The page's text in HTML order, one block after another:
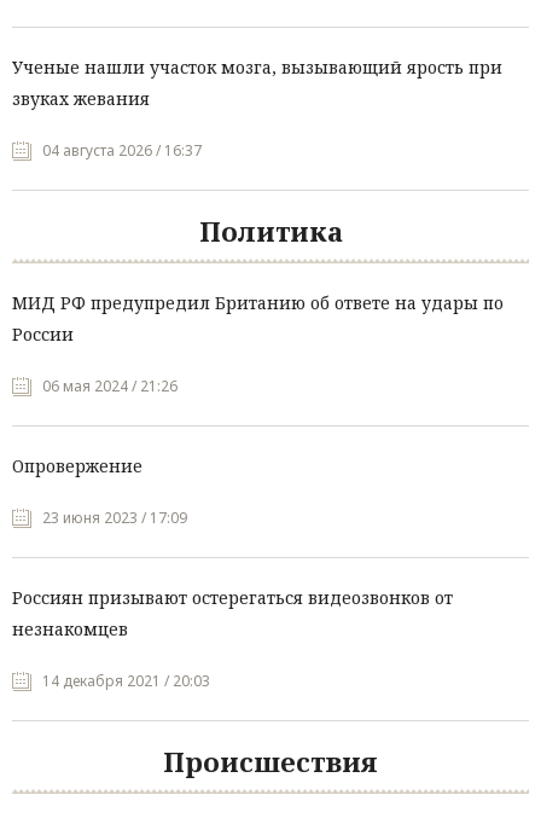
Ученые нашли участок мозга, вызывающий ярость при
звуках жевания
04 августа 2026 / 16:37
Политика
МИД РФ предупредил Британию об ответе на удары по
России
06 мая 2024 / 21:26
Опровержение
23 июня 2023 / 17:09
Россиян призывают остерегаться видеозвонков от
незнакомцев
14 декабря 2021 / 20:03
Происшествия